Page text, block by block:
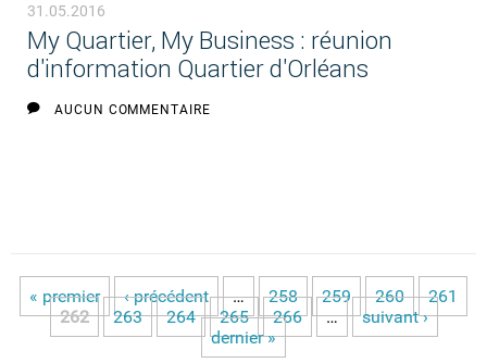
31.05.2016
My Quartier, My Business : réunion
d'information Quartier d'Orléans
AUCUN COMMENTAIRE
Pages
« premier ‹ précédent … 258 259 260
261
262
263 264 265 266 …
suivant ›
dernier »